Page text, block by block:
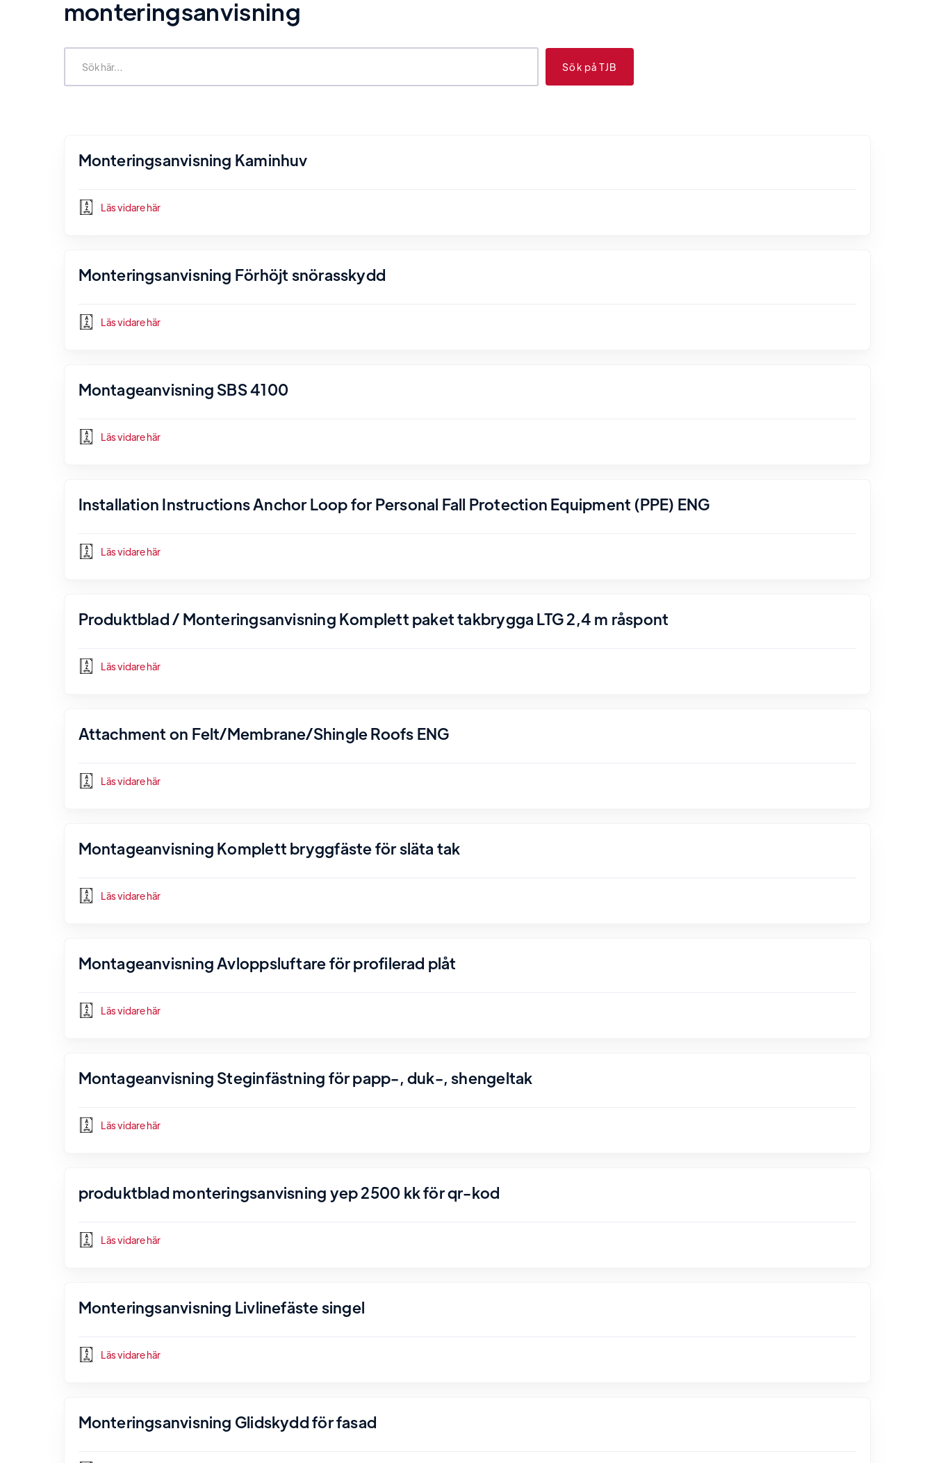
monteringsanvisning
Monteringsanvisning Kaminhuv
Läs vidare här
Monteringsanvisning Förhöjt snörasskydd
Läs vidare här
Montageanvisning SBS 4100
Läs vidare här
Installation Instructions Anchor Loop for Personal Fall Protection Equipment (PPE) ENG
Läs vidare här
Produktblad / Monteringsanvisning Komplett paket takbrygga LTG 2,4 m råspont
Läs vidare här
Attachment on Felt/Membrane/Shingle Roofs ENG
Läs vidare här
Montageanvisning Komplett bryggfäste för släta tak
Läs vidare här
Montageanvisning Avloppsluftare för profilerad plåt
Läs vidare här
Montageanvisning Steginfästning för papp-, duk-, shengeltak
Läs vidare här
produktblad monteringsanvisning yep 2500 kk för qr-kod
Läs vidare här
Monteringsanvisning Livlinefäste singel
Läs vidare här
Monteringsanvisning Glidskydd för fasad